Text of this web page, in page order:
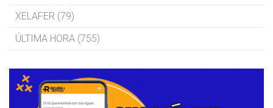
XELAFER (79)
ÚLTIMA HORA (755)